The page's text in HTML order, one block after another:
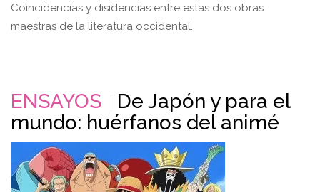
Coincidencias y disidencias entre estas dos obras
maestras de la literatura occidental.
ENSAYOS
De Japón y para el
mundo: huérfanos del animé